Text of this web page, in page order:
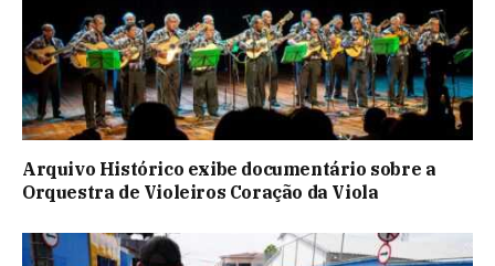
Arquivo Histórico exibe documentário sobre a
Orquestra de Violeiros Coração da Viola